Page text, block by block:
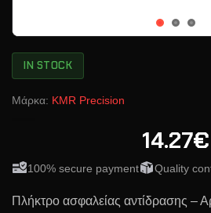
IN STOCK
Μάρκα: KMR Precision
14.27€
100% secure payment Quality
Πλήκτρο ασφαλείας αντίδρασης –